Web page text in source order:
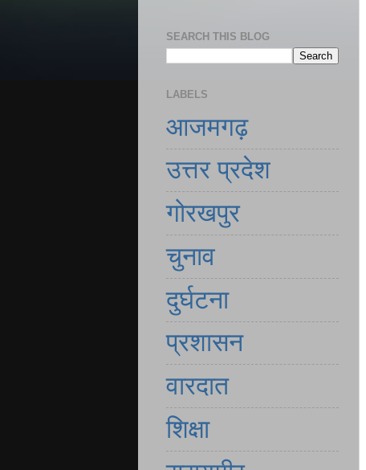
SEARCH THIS BLOG
LABELS
आजमगढ़
उत्तर प्रदेश
गोरखपुर
चुनाव
दुर्घटना
प्रशासन
वारदात
शिक्षा